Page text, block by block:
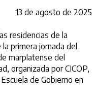
13 de agosto de 2025
residencias de la
primera jornada del
marplatense del
organizada por CICOP,
de Gobierno en